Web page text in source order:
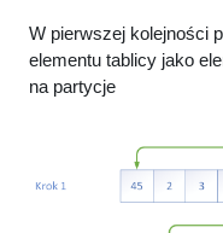
W pierwszej kolejności
elementu tablicy jako
na partycje